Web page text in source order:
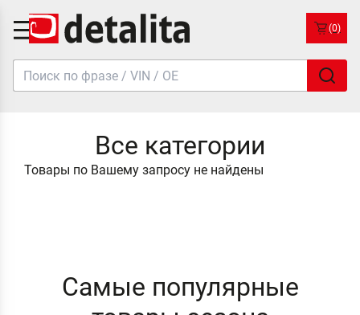
(0)
Все категории
Товары по Вашему запросу не найдены
Самые популярные